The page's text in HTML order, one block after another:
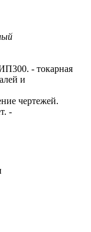
- токарная
и
чертежей.
-